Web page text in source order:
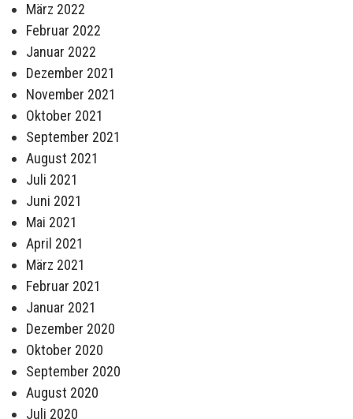
März 2022
Februar 2022
Januar 2022
Dezember 2021
November 2021
Oktober 2021
September 2021
August 2021
Juli 2021
Juni 2021
Mai 2021
April 2021
März 2021
Februar 2021
Januar 2021
Dezember 2020
Oktober 2020
September 2020
August 2020
Juli 2020